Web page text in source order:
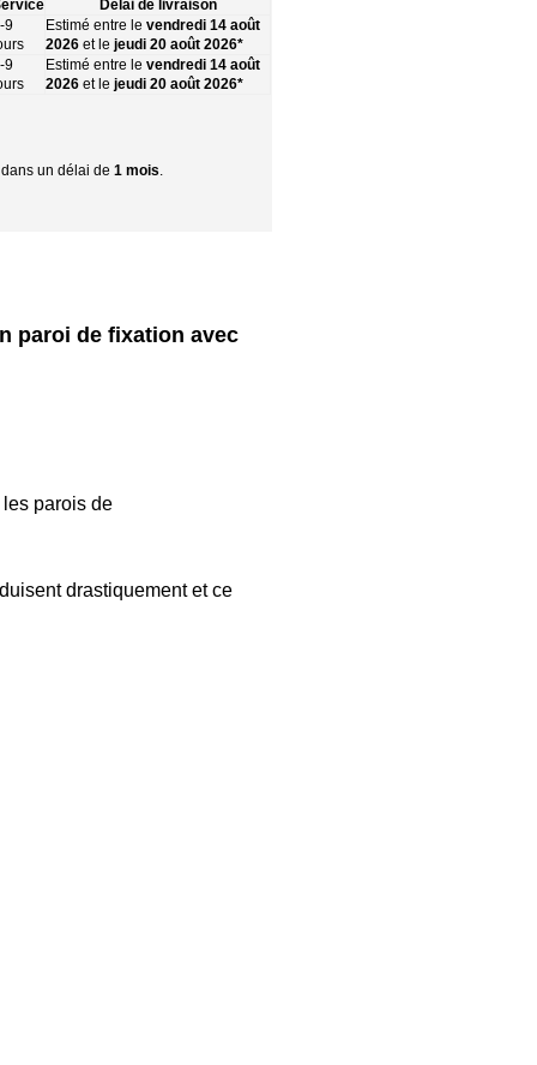
Délai de livraison
9
Estimé entre levendredi 14 août
2026 et lejeudi 20 août 2026*
9
Estimé entre levendredi 14 août
2026 et lejeudi 20 août 2026*
dans un délai de1 mois
paroi de fixation avec
parois de
drastiquement et ce